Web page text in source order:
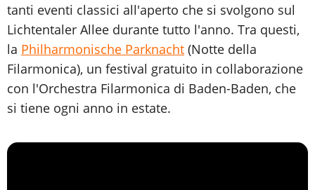
tanti eventi classici all'aperto che si svolgono sul
Lichtentaler Allee durante tutto l'anno. Tra questi,
la Philharmonische Parknacht (Notte della
Filarmonica), un festival gratuito in collaborazione
con l'Orchestra Filarmonica di Baden-Baden, che
si tiene ogni anno in estate.